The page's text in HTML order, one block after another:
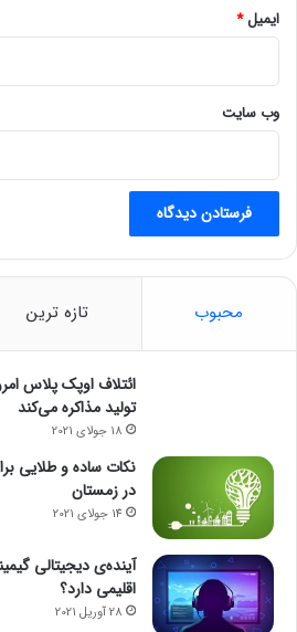
ب
د
ل
ش
و
ایمیل*
وب‌ سایت
محبوب تازه ترین
ائتلاف اوپک پلاس
تولید مذاکره می‌کند
18 جولای 2021
نکات ساده و طلایی
در زمستان
14 جولای 2021
آینده‌ی دیجیتالی
اقلیمی دارد؟
28 آوریل 2021